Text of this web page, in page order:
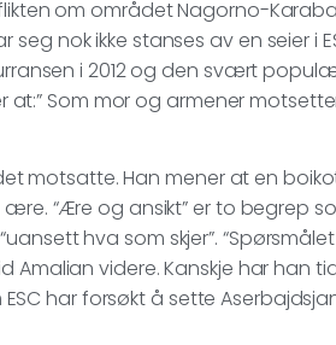
om området Nagorno-
nok ikke stanses av en seier i
i 2012 og den svært
Som mor og armener
motsatte. Han mener at en
“Ære og ansikt” er to begrep
hva som skjer”.
Amalian videre. Kanskje har han
har forsøkt å sette